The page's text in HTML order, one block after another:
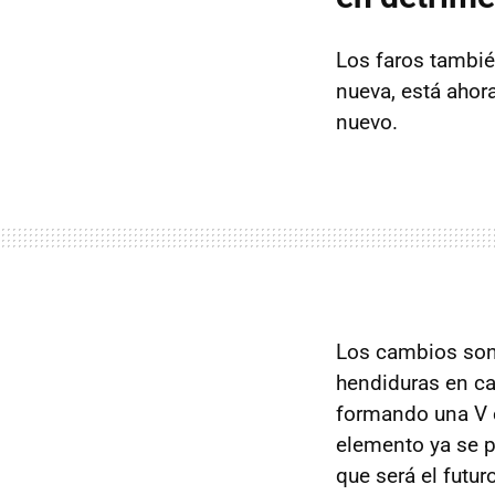
Los faros
nueva, está
nuevo.
Los cambios
hendiduras en
formando una V
elemento ya se
que será el